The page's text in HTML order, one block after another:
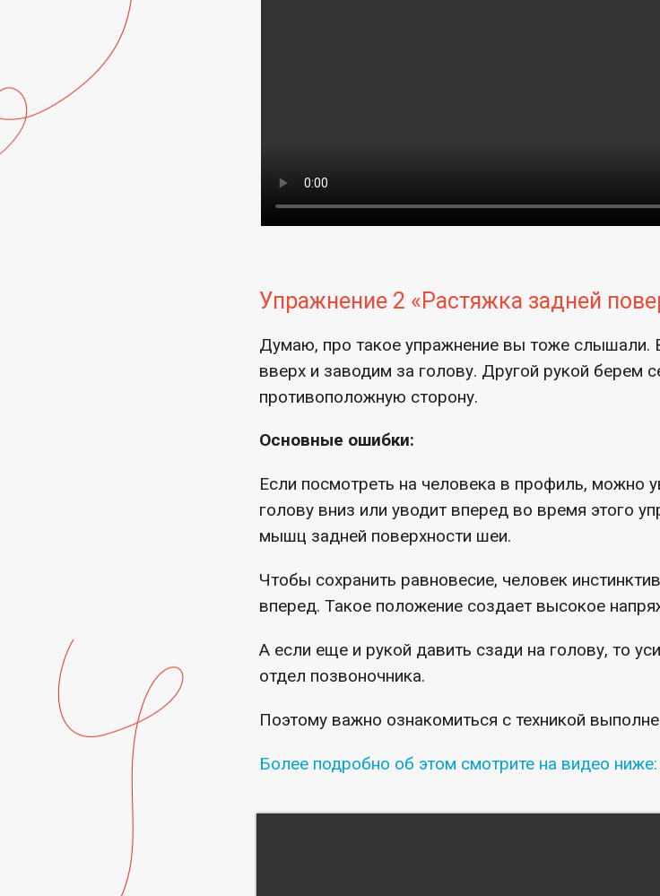
Упражнение 2 «Растяжка задней
Думаю, про такое упражнение вы тоже слышали.
вверх и заводим за голову. Другой рукой берем
противоположную сторону.
Основные ошибки:
Если посмотреть на человека в профиль, можно
голову вниз или уводит вперед во время этого
мышц задней поверхности шеи.
Чтобы сохранить равновесие, человек
вперед. Такое положение создает высокое
А если еще и рукой давить сзади на голову, то
отдел позвоночника.
Поэтому важно ознакомиться с техникой
Более подробно об этом смотрите на видео ниже: